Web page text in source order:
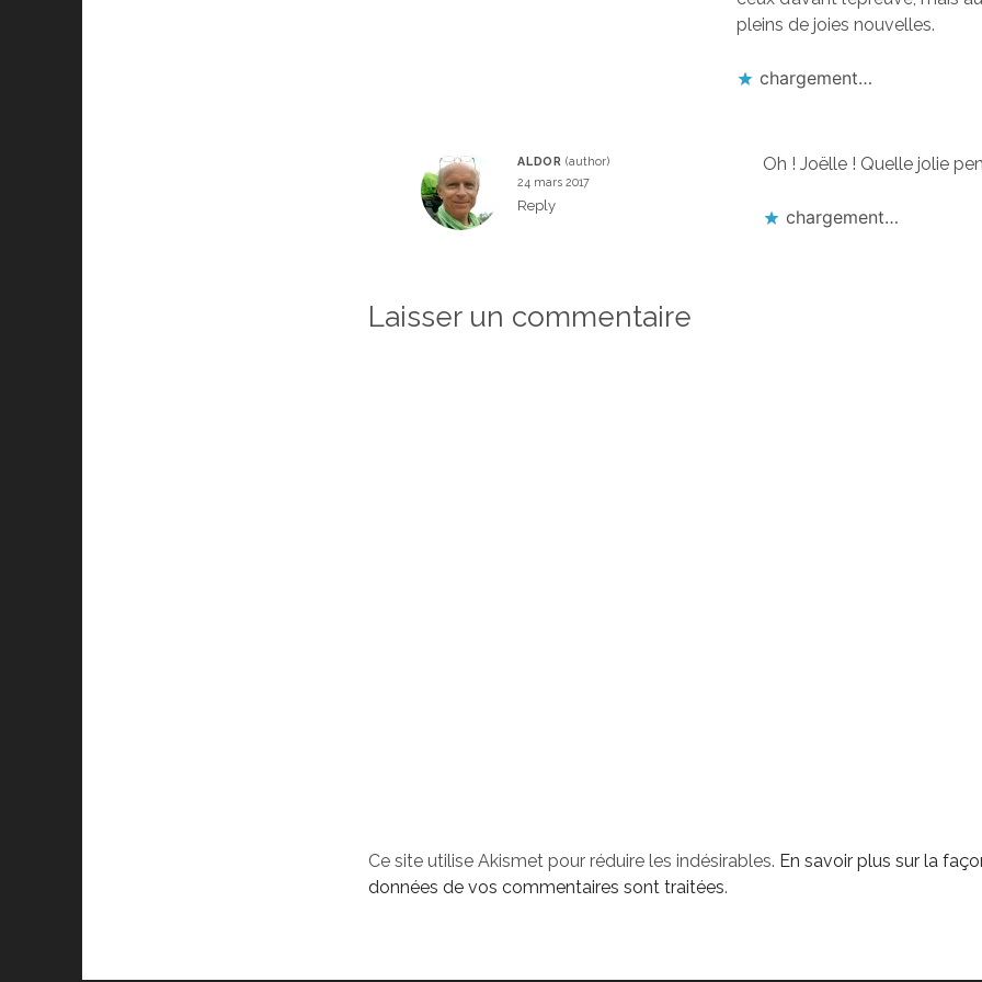
pleins de joies nouvelles.
chargement…
ALDOR
24 mars 2017
Reply
Oh ! Joëlle ! Quelle jolie
chargement…
Laisser un commentaire
Ce site utilise Akismet pour réduire les indésirables. En savoir plus sur la
données de vos commentaires sont traitées.